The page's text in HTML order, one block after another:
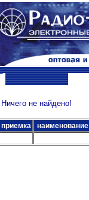
Ничего не найдено!
приемка наименование